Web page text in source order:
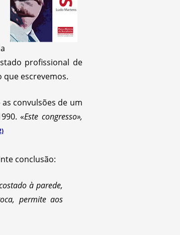
profissional de
escrevemos.
convulsões de um
«Este congresso»,
conclusão:
à parede,
permite aos